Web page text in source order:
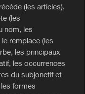
(les articles),
(les
nom, les
remplace (les
les principaux
les occurrences
du subjonctif et
formes